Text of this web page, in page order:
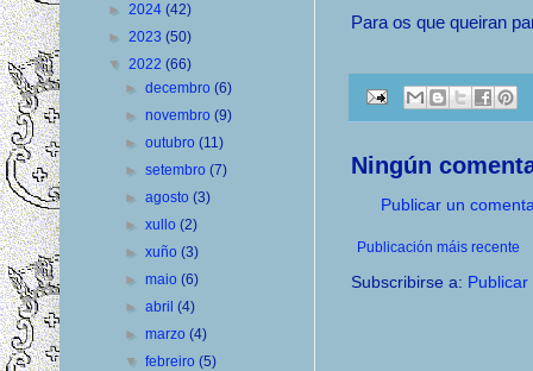
Para os que queiran
Ningún
Publicar un
Publicación máis recente
Subscribirse a:
► 2024 (42)
► 2023 (50)
▼ 2022 (66)
►decembro(6)
►novembro(9)
►outubro(11)
►setembro(7)
►agosto(3)
►xullo(2)
►xuño(3)
►maio(6)
►abril(4)
►marzo(4)
▼febreiro(5)